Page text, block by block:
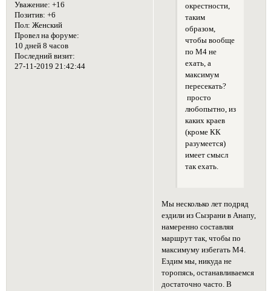
Уважение: +16
Позитив: +6
Пол: Женский
Провел на форуме:
10 дней 8 часов
Последний визит:
27-11-2019 21:42:44
окрестности,
таким
образом,
чтобы вообще
по М4 не
ехать, а
максимум
пересекать?
просто
любопытно, из
каких краев
(кроме КК
разумеется)
имеет смысл
так ехать.
Мы несколько лет подряд
ездили из Сызрани в Анапу,
намеренно составляя
маршрут так, чтобы по
максимуму избегать М4.
Ездим мы, никуда не
торопясь, останавливаемся
достаточно часто. В